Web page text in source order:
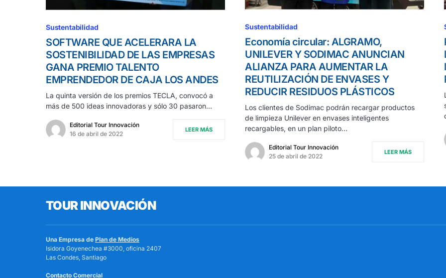
Sustentabilidad
SOFTWARE QUE ACELERARA LA
SOSTENIBILIDAD DE LAS EMPRESAS
GANA PREMIO TALENTO
EMPRENDEDOR DE CAJA LOS ANDES
La quinta versión de los premios TECLA, convocó a
más de 500 ideas innovadoras y sólo 30 pasaron…
Editorial Tour Innovación
16 de abril de 2022
LEER MÁS
Sustentabilidad
Economía circular: ALGRAMO,
UNILEVER Y SODIMAC ANUNCIAN
ALIANZA PARA AUMENTAR LA
REUTILIZACIÓN DE ENVASES Y
REDUCIR RESIDUOS PLÁSTICOS
Los clientes de Sodimac podrán recargar productos
de limpieza Unilever en envases inteligentes
recargables, en un plan piloto…
Editorial Tour Innovación
25 de abril de 2022
LEER MÁS
TOUR INNOVACIÓN
Una Empresa de Plan de Medios
Isidora Goyenechea #3000, oficina 2407
Las Condes, Santiago
Contacto Comercial